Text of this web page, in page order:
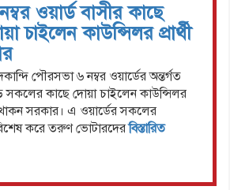
ওয়ার্ড বাসীর কাছে
চাইলেন কাউন্সিলর প্রার্থী
পৌরসভা ৬ নম্বর ওয়ার্ডের অন্তর্গত
সকলের কাছে দোয়া চাইলেন কাউন্সিলর
সরকার। এ ওয়ার্ডের সকলের
করে তরুণ ভোটারদেরবিস্তারিত